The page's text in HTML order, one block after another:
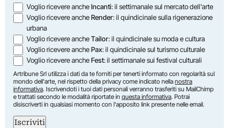
Voglio ricevere ancheIncanti: il settimanale sul mercato dell'arte
Voglio ricevere ancheRender: il quindicinale sulla rigenerazione
urbana
Voglio ricevere ancheTailor: il quindicinale su moda e cultura
Voglio ricevere anchePax: il quindicinale sul turismo culturale
Voglio ricevere ancheFest: il settimanale sui festival culturali
Artribune Srl utilizza i dati da te forniti per tenerti informato con regolarità sul
mondo dell'arte, nel rispetto della privacy come indicato nella nostra
informativa. Iscrivendoti i tuoi dati personali verranno trasferiti su MailChimp
e trattati secondo le modalità riportate in questa informativa. Potrai
disiscriverti in qualsiasi momento con l'apposito link presente nelle email.
Iscriviti